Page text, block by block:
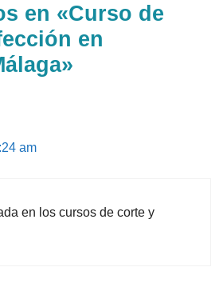
en «Curso de
en
am
en los cursos de corte y